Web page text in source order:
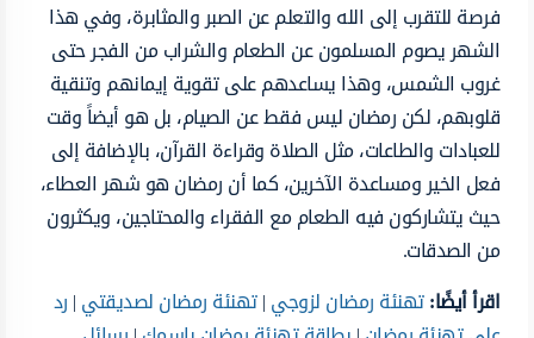
فرصة للتقرب إلى الله والتعلم عن الصبر والمثابرة، وفي هذا
الشهر يصوم المسلمون عن الطعام والشراب من الفجر حتى
غروب الشمس، وهذا يساعدهم على تقوية إيمانهم وتنقية
قلوبهم، لكن رمضان ليس فقط عن الصيام، بل هو أيضاً وقت
للعبادات والطاعات، مثل الصلاة وقراءة القرآن، بالإضافة إلى
فعل الخير ومساعدة الآخرين، كما أن رمضان هو شهر العطاء،
حيث يتشاركون فيه الطعام مع الفقراء والمحتاجين، ويكثرون
من الصدقات.
اقرأ أيضًا:تهنئة رمضان لزوجي|تهنئة رمضان لصديقتي|رد